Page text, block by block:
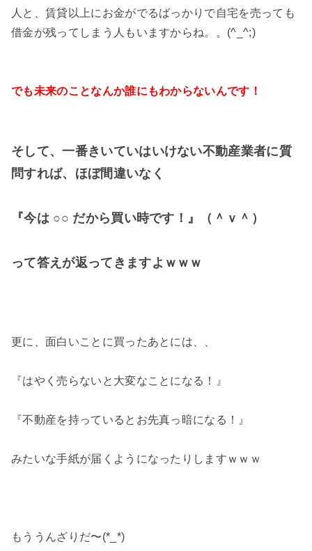
人と、賃貸以上にお金がでるばっかりで自宅を売っても
借金が残ってしまう人もいますからね。。(^_^;)
でも未来のことなんか誰にもわからないんです！
そして、一番きいていはいけない不動産業者に質
問すれば、ほぼ間違いなく
『今は ○○ だから買い時です！』（＾ｖ＾）
って答えが返ってきますよｗｗｗ
更に、面白いことに買ったあとには、、
『はやく売らないと大変なことになる！』
『不動産を持っているとお先真っ暗になる！』
みたいな手紙が届くようになったりしますｗｗｗ
もううんざりだ〜(*_*)